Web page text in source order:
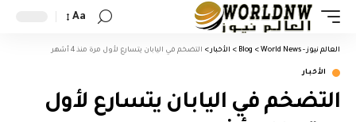
Aa
العالم نيوز - World News >
Blog
> الأخبار > التضخم في اليابان يتسارع لأول مرة منذ 4 أشهر
الأخبار
التضخم في اليابان يتسارع لأول